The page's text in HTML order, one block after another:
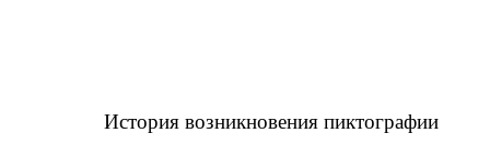
История возникновения пиктографии